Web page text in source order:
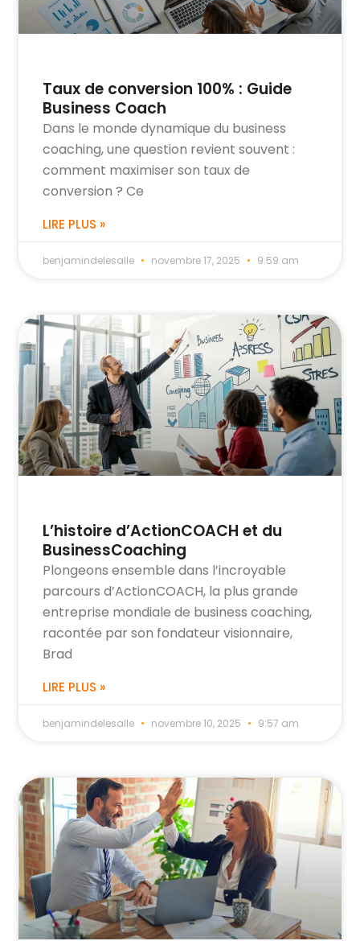
Taux de conversion 100% : Guide
Business Coach
Dans le monde dynamique du business
coaching, une question revient souvent :
comment maximiser son taux de
conversion ? Ce
LIRE PLUS »
benjamindelesalle novembre 17, 2025 9:59 am
L’histoire d’ActionCOACH et du
BusinessCoaching
Plongeons ensemble dans l’incroyable
parcours d’ActionCOACH, la plus grande
entreprise mondiale de business coaching,
racontée par son fondateur visionnaire,
Brad
LIRE PLUS »
benjamindelesalle novembre 10, 2025 9:57 am